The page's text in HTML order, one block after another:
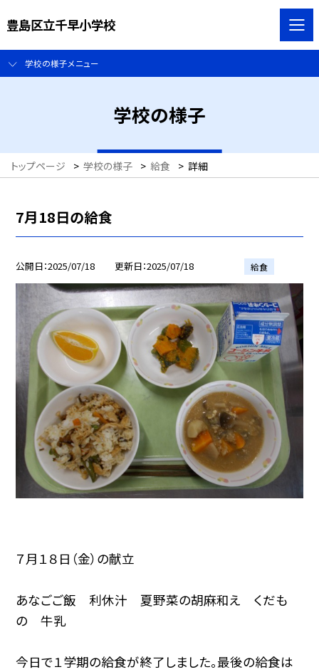
豊島区立千早小学校
学校の様子メニュー
学校の様子
トップページ > 学校の様子 > 給食 > 詳細
7月18日の給食
公開日 2025/07/18 更新日 2025/07/18 給食
７月１８日（金）の献立
あなごご飯 利休汁 夏野菜の胡麻和え くだも
の 牛乳
今日で１学期の給食が終了しました。最後の給食は